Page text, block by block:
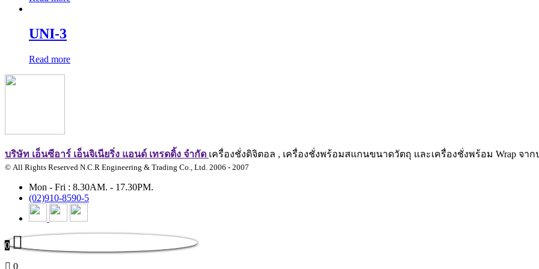
UNI-3
Read more
บริษัท เอ็นซีอาร์ เอ็นจิเนียริ่ง แอนด์ เทรดดิ้ง จำกัด เครื่องชั่งดิจิตอล , เครื่องชั่งพร้อมสแกนขนาดวัตถุ และเครื่องชั่งพร้อม Wrap จา
© All Rights Reserved N.C.R Engineering & Trading Co., Ltd. 2006 - 2007
Mon - Fri : 8.30AM. - 17.30PM.
(02)910-8590-5
0
0